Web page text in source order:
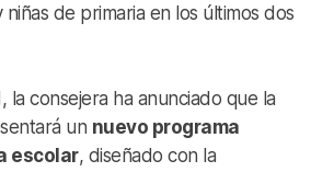
niñas de primaria en los últimos dos
la consejera ha anunciado que la
un nuevo programa
escolar, diseñado con la